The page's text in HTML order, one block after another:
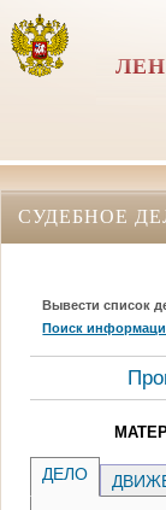
СУДЕБНОЕ
Вывести список
Поиск
ДЕЛО